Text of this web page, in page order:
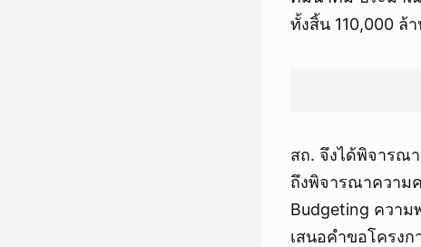
ทั้งสิ้น 110,000 ล้
สถ. จึงได้พิจารณ
ถึงพิจารณาความ
Budgeting ความ
เสนอคำขอโครง